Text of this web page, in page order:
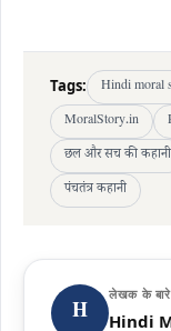
Tags: Hindi moral
MoralStory.in
छल और सच की कहानी
पंचतंत्र कहानी
H
लेखक के
Hindi